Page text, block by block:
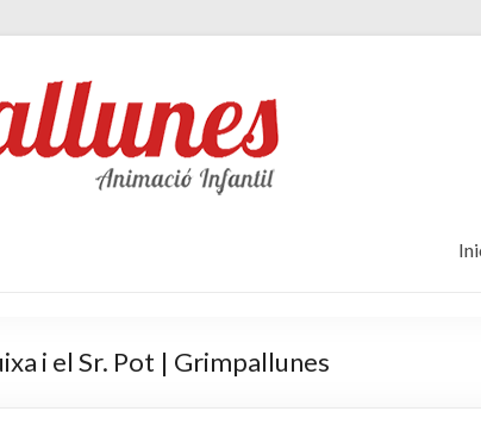
i el Sr. Pot | Grimpallunes